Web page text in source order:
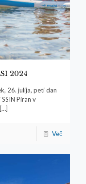
2024
26. julija, peti dan
Piran v
[…]
Več